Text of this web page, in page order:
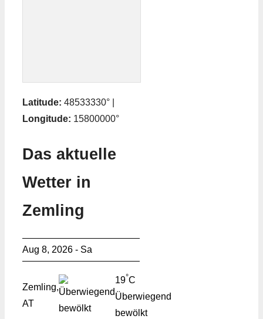
Latitude: 48533330° |
Longitude: 15800000°
Das aktuelle
Wetter in
Zemling
Aug 8, 2026 - Sa
Zemling,
AT
19°C
Überwiegend
bewölkt